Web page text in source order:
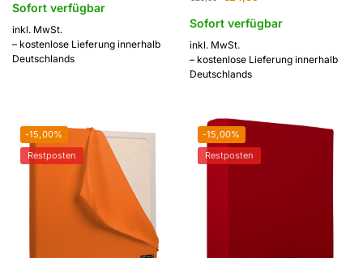
Sofort verfügbar
inkl. MwSt.
– kostenlose Lieferung innerhalb
Deutschlands
Sofort verfügbar
inkl. MwSt.
– kostenlose Lieferung innerhalb
Deutschlands
-15,00%
Restposten
-15,00%
Restposten